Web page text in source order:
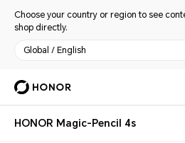
Choose your country or region to see
shop directly.
Global / English
HONOR Magic-Pencil 4s